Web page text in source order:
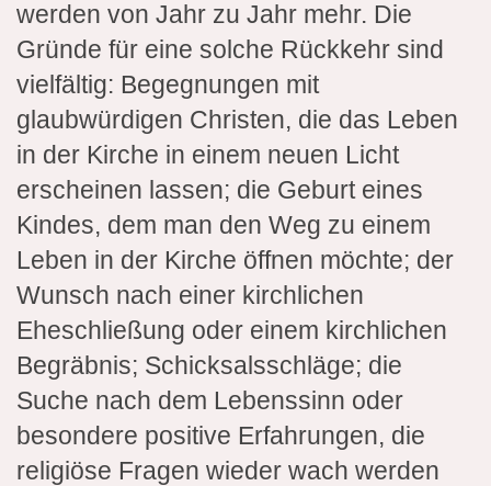
werden von Jahr zu Jahr mehr. Die
Gründe für eine solche Rückkehr sind
vielfältig: Begegnungen mit
glaubwürdigen Christen, die das Leben
in der Kirche in einem neuen Licht
erscheinen lassen; die Geburt eines
Kindes, dem man den Weg zu einem
Leben in der Kirche öffnen möchte; der
Wunsch nach einer kirchlichen
Eheschließung oder einem kirchlichen
Begräbnis; Schicksalsschläge; die
Suche nach dem Lebenssinn oder
besondere positive Erfahrungen, die
religiöse Fragen wieder wach werden